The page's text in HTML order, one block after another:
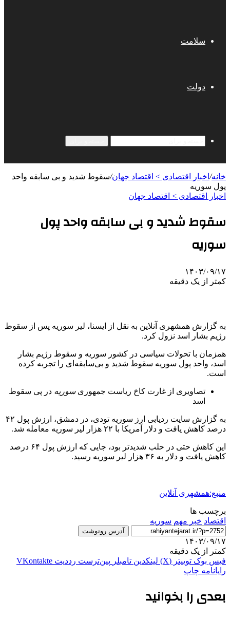
سلامت
دولت
خانه/ اخبار اقتصادی > اقتصاد‌ جهان/سقوط شدید و بی سابقه واحد
پول سوریه
اخبار اقتصادی > اقتصاد‌ جهان
سقوط شدید و بی سابقه واحد پول
سوریه
۱۴۰۳/۰۹/۱۷
کمتر از یک دقیقه
به گزارش همشهری آنلاین به نقل از ایسنا، لیر سوریه پس از سقوط
رژیم بشار اسد نزول کرد.
همزمان با تحولات سیاسی در کشور سوریه و سقوط رژیم بشار
اسد، واحد پول سوریه سقوط شدید و بی‌سابقه‌ای را تجربه کرده
است.
تصاویری از غارت کاخ ریاست جمهوریسوریه در پی سقوط
اسد
به گزارش سایت ردیابی ارز سوریه تودی، در دمشق، ارزش پول ۴۲
درصد کاهش یافت و دلار آمریکا با ۲۲ هزار لیر سوریه معامله شد.
این کاهش حتی در حلب شدیدتر بود، جایی که ارزش پول ۶۴ درصد
کاهش یافت و دلار به ۳۶ هزار لیر سوریه رسید.
منبع:همشهری آنلاین
برچسب ها
اقتصاد خبر مهم سوریه
آدرس رونوشت
۱۴۰۳/۰۹/۱۷
کمتر از یک دقیقه
فیس بوک توییتر (X) لینکدین ‫تامبلر ‫پین‌ترست ‫رددیت ‫VKontakte
رایانامه چاپ
بعدی را بخوانید